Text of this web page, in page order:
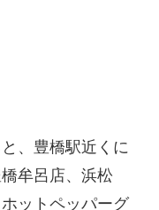
、豊橋駅近くに
牟呂店、浜松
ットペッパーグ